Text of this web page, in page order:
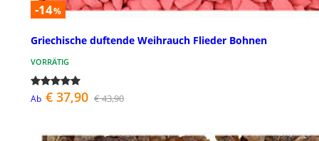
-14%
Griechische duftende Weihrauch Flieder Bohnen
VORRÄTIG
Ab € 37,90 € 43,90